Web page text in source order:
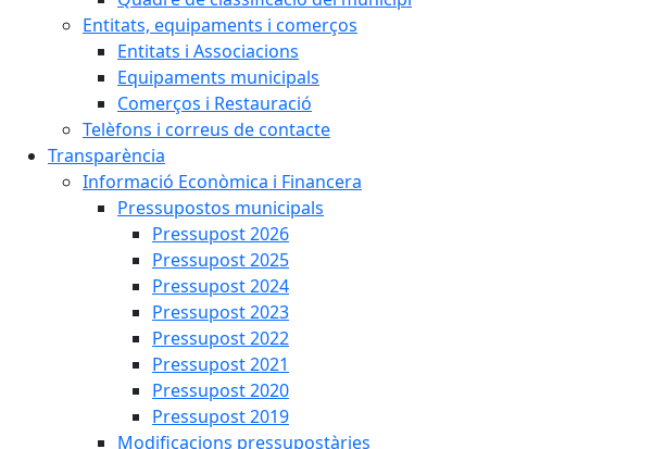
Entitats, equipaments i comerços
Entitats i Associacions
Equipaments municipals
Comerços i Restauració
Telèfons i correus de contacte
Transparència
Informació Econòmica i Financera
Pressupostos municipals
Pressupost 2026
Pressupost 2025
Pressupost 2024
Pressupost 2023
Pressupost 2022
Pressupost 2021
Pressupost 2020
Pressupost 2019
Modificacions pressupostàries